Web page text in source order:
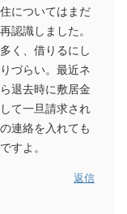
についてはまだ
認識しました。
く、借りるにし
づらい。最近ネ
退去時に敷居金
て一旦請求され
連絡を入れても
すよ。
返信